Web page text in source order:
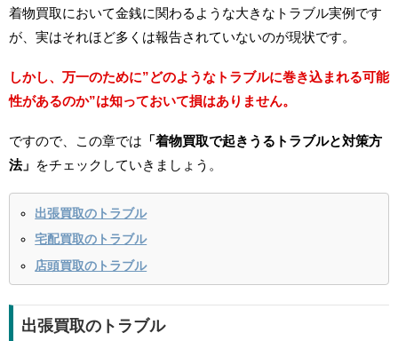
着物買取において金銭に関わるような大きなトラブル実例です
が、実はそれほど多くは報告されていないのが現状です。
しかし、万一のために”どのようなトラブルに巻き込まれる可能
性があるのか”は知っておいて損はありません。
ですので、この章では 「着物買取で起きうるトラブルと対策方
法」
をチェックしていきましょう。
出張買取のトラブル
宅配買取のトラブル
店頭買取のトラブル
出張買取のトラブル